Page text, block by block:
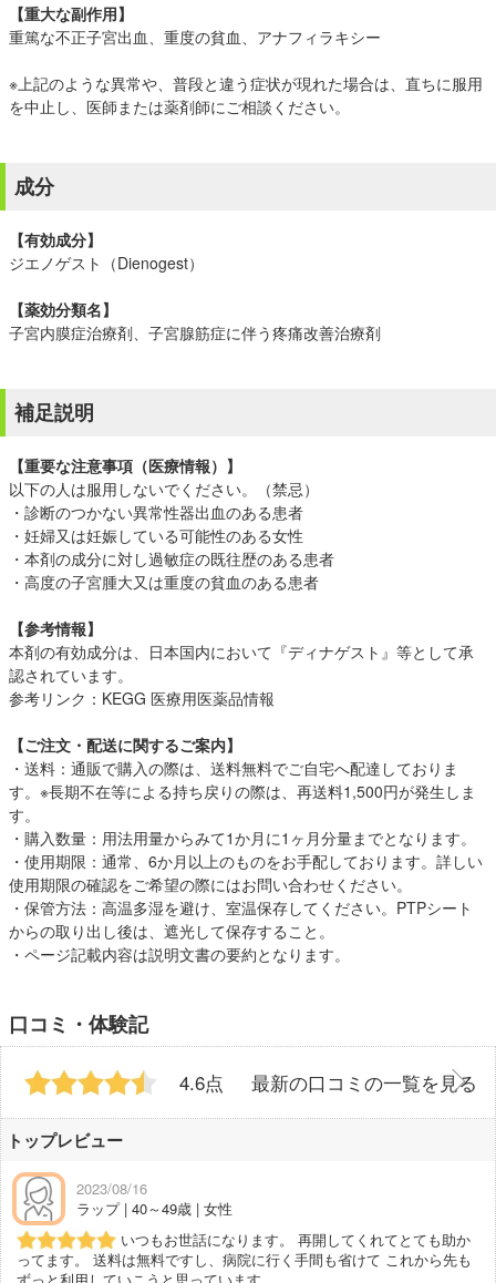
【重大な副作用】
重篤な不正子宮出血、重度の貧血、アナフィラキシー
※上記のような異常や、普段と違う症状が現れた場合は、直ちに服用
を中止し、医師または薬剤師にご相談ください。
成分
【有効成分】
ジエノゲスト（Dienogest）
【薬効分類名】
子宮内膜症治療剤、子宮腺筋症に伴う疼痛改善治療剤
補足説明
【重要な注意事項（医療情報）】
以下の人は服用しないでください。（禁忌）
・診断のつかない異常性器出血のある患者
・妊婦又は妊娠している可能性のある女性
・本剤の成分に対し過敏症の既往歴のある患者
・高度の子宮腫大又は重度の貧血のある患者
【参考情報】
本剤の有効成分は、日本国内において『ディナゲスト』等として承
認されています。
参考リンク： KEGG 医療用医薬品情報
【ご注文・配送に関するご案内】
・送料：通販で購入の際は、送料無料でご自宅へ配達しておりま
す。※長期不在等による持ち戻りの際は、再送料1,500円が発生しま
す。
・購入数量：用法用量からみて1か月に1ヶ月分量までとなります。
・使用期限：通常、6か月以上のものをお手配しております。詳しい
使用期限の確認をご希望の際にはお問い合わせください。
・保管方法：高温多湿を避け、室温保存してください。PTPシート
からの取り出し後は、遮光して保存すること。
・ページ記載内容は説明文書の要約となります。
口コミ・体験記
4.6点 最新の口コミの一覧を見る
トップレビュー
2023/08/16
ラップ | 40～49歳 | 女性
いつもお世話になります。 再開してくれてとても助か
ってます。 送料は無料ですし、病院に行く手間も省けて これから先も